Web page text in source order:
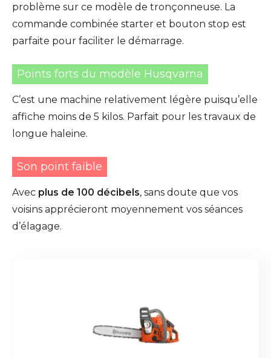
problème sur ce modèle de tronçonneuse. La
commande combinée starter et bouton stop est
parfaite pour faciliter le démarrage.
Points forts du modèle Husqvarna
C’est une machine relativement légère puisqu’elle
affiche moins de 5 kilos. Parfait pour les travaux de
longue haleine.
Son point faible
Avec plus de 100 décibels, sans doute que vos
voisins apprécieront moyennement vos séances
d’élagage.